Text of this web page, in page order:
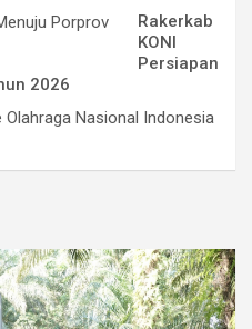
Rakerkab
KONI
Persiapan
2026
Olahraga Nasional Indonesia